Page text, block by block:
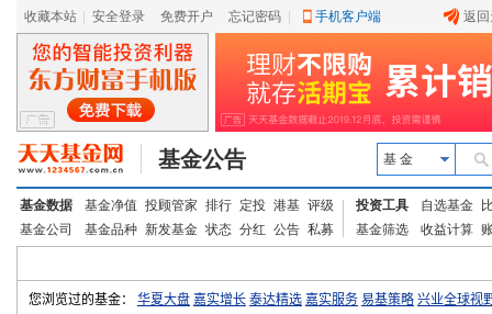
收藏本站 安全登录 免费开户 忘记密码 手机客户端 返
基金公告 基 金
基金数据 基金净值 投顾管家 排行 定投 港基 评级
基金公司
基金品种 新发基金 状态 分红 公告 私募
投资工具 自选基金
基金筛选
收益计算